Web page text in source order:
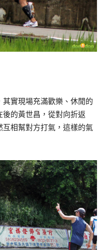
實現場充滿歡樂、休閒的
的黃世昌，從對向折返
相幫對方打氣，這樣的氣